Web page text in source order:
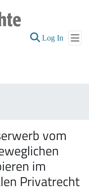
Log In (current)
vom
im
Privatrecht